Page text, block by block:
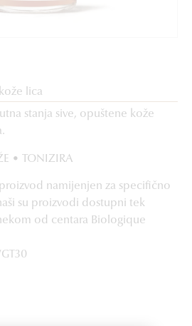
lica
stanja sive, opuštene kože
• TONIZIRA
namijenjen za specifično
su proizvodi dostupni tek
od centara Biologique